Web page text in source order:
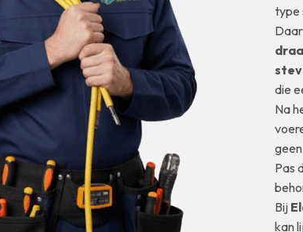
type
die
Na
Pas
Bij
kan